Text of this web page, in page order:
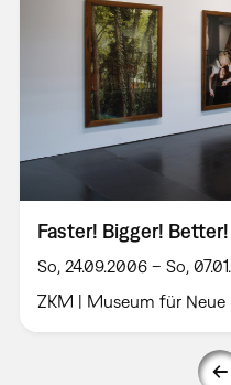
Faster! Bigger! Better!
So, 24.09.2006 – So,
ZKM | Museum für Neue